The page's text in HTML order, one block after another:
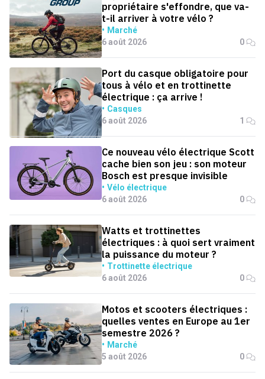
propriétaire s'effondre, que va-
t-il arriver à votre vélo ?
Marché
6 août 2026
0
Port du casque obligatoire pour
tous à vélo et en trottinette
électrique : ça arrive !
Casques
6 août 2026
1
Ce nouveau vélo électrique Scott
cache bien son jeu : son moteur
Bosch est presque invisible
Vélo électrique
6 août 2026
0
Watts et trottinettes
électriques : à quoi sert vraiment
la puissance du moteur ?
Trottinette électrique
6 août 2026
0
Motos et scooters électriques :
quelles ventes en Europe au 1er
semestre 2026 ?
Marché
5 août 2026
0